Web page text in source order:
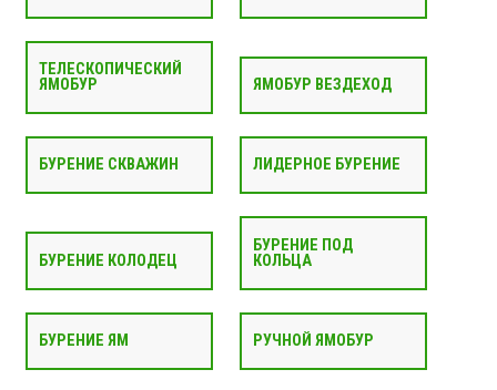
ТЕЛЕСКОПИЧЕСКИЙ
ЯМОБУР
ЯМОБУР ВЕЗДЕХОД
БУРЕНИЕ СКВАЖИН ЛИДЕРНОЕ БУРЕНИЕ
БУРЕНИЕ КОЛОДЕЦ
БУРЕНИЕ ПОД
КОЛЬЦА
БУРЕНИЕ ЯМ РУЧНОЙ ЯМОБУР